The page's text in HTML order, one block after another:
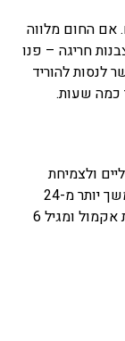
אם החום מלווה
חריגה – פנו
לנסות להוריד
כמה שעות.
ולצמיחת
שיניים. פנו לרופא אם החום מעל 39 מעלות, נמשך יותר מ-24
שעות, או מלווה בתסמינים מדאיגים. אפשר לתת אקמול ומגיל 6